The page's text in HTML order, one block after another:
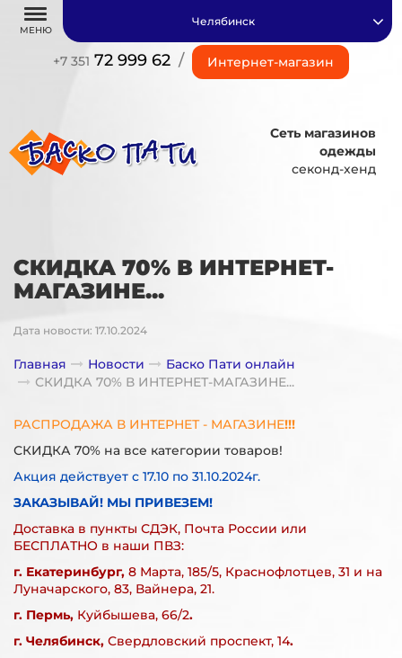
МЕНЮ
+7 351 72 999 62 / Интернет-магазин
Челябинск
Сеть магазинов
одежды
секонд-хенд
СКИДКА 70% В ИНТЕРНЕТ-
МАГАЗИНЕ...
Дата новости: 17.10.2024
Главная Новости
Баско Пати онлайн
СКИДКА 70% В ИНТЕРНЕТ-МАГАЗИНЕ...
РАСПРОДАЖА В ИНТЕРНЕТ - МАГАЗИНЕ!!!
СКИДКА 70% на все категории товаров!
Акция действует с 17.10 по 31.10.2024г.
ЗАКАЗЫВАЙ! МЫ ПРИВЕЗЕМ!
Доставка в пункты СДЭК, Почта России или
БЕСПЛАТНО в наши ПВЗ:
г. Екатеринбург, 8 Марта, 185/5, Краснофлотцев, 31 и на
Луначарского, 83, Вайнера, 21.
г. Пермь, Куйбышева, 66/2.
г. Челябинск, Свердловский проспект, 14.